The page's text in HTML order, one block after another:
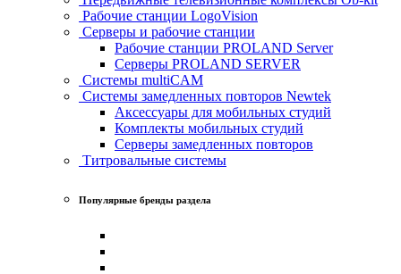
Рабочие станции LogoVision
Серверы и рабочие станции
Рабочие станции PROLAND Server
Серверы PROLAND SERVER
Системы multiCAM
Системы замедленных повторов Newtek
Аксессуары для мобильных студий
Комплекты мобильных студий
Серверы замедленных повторов
Титровальные системы
Популярные бренды раздела